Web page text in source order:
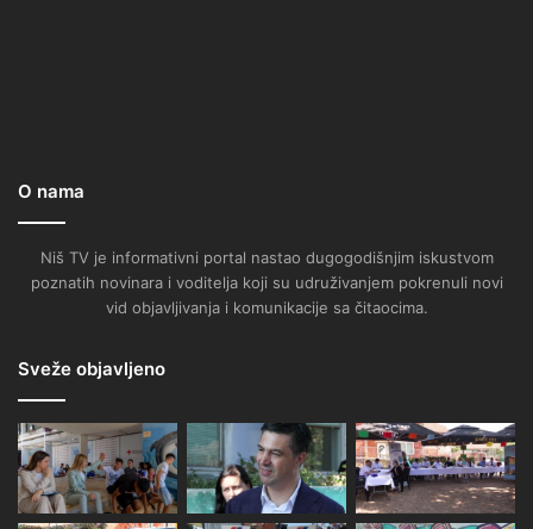
O nama
Niš TV je informativni portal nastao dugogodišnjim iskustvom
poznatih novinara i voditelja koji su udruživanjem pokrenuli novi
vid objavljivanja i komunikacije sa čitaocima.
Sveže objavljeno